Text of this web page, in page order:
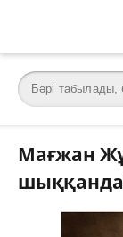
Мағжан